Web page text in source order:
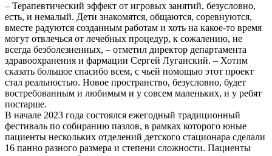
– Терапевтический эффект от игровых занятий, безусловно,
есть, и немалый. Дети знакомятся, общаются, соревнуются,
вместе радуются созданным работам и хоть на какое-то время
могут отвлечься от лечебных процедур, к сожалению, не
всегда безболезненных, – отметил директор департамента
здравоохранения и фармации Сергей Луганский. – Хотим
сказать большое спасибо всем, с чьей помощью этот проект
стал реальностью. Новое пространство, безусловно, будет
востребованным и любимым и у совсем маленьких, и у ребят
постарше.
В начале 2023 года состоялся ежегодный традиционный
фестиваль по собиранию пазлов, в рамках которого юные
пациенты нескольких отделений детского стационара сделали
16 панно разного размера и степени сложности. Пациенты